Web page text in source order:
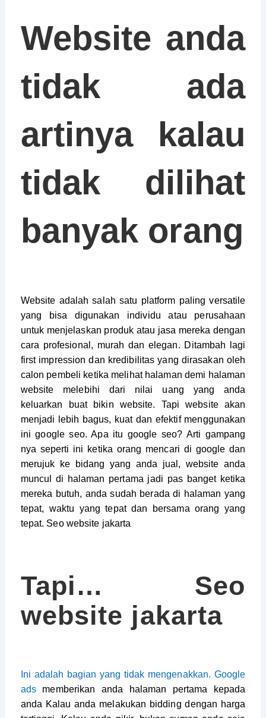
Website anda
tidak ada
artinya kalau
tidak dilihat
banyak orang
Website adalah salah satu platform paling versatile
yang bisa digunakan individu atau perusahaan
untuk menjelaskan produk atau jasa mereka dengan
cara profesional, murah dan elegan. Ditambah lagi
first impression dan kredibilitas yang dirasakan oleh
calon pembeli ketika melihat halaman demi halaman
website melebihi dari nilai uang yang anda
keluarkan buat bikin website. Tapi website akan
menjadi lebih bagus, kuat dan efektif menggunakan
ini google seo. Apa itu google seo? Arti gampang
nya seperti ini ketika orang mencari di google dan
merujuk ke bidang yang anda jual, website anda
muncul di halaman pertama jadi pas banget ketika
mereka butuh, anda sudah berada di halaman yang
tepat, waktu yang tepat dan bersama orang yang
tepat. Seo website jakarta
Tapi… Seo
website jakarta
Ini adalah bagian yang tidak mengenakkan. Google
adsmemberikan anda halaman pertama kepada
anda Kalau anda melakukan bidding dengan harga